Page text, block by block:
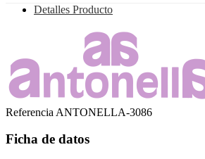
Detalles Producto
Referencia ANTONELLA-3086
Ficha de datos